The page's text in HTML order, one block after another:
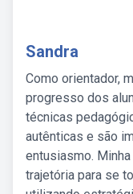
Sandra
Como orientador,
progresso dos
técnicas
autênticas e são
entusiasmo.
trajetória para se